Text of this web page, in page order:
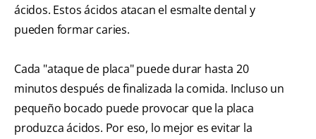
ácidos. Estos ácidos atacan el esmalte dental y
pueden formar caries.
Cada "ataque de placa" puede durar hasta 20
minutos después de finalizada la comida. Incluso un
pequeño bocado puede provocar que la placa
produzca ácidos. Por eso, lo mejor es evitar la